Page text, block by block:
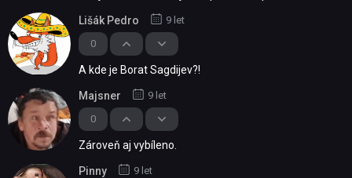
0
Lišák Pedro 9 let
A kde je Borat Sagdijev?!
0
Majsner 9 let
Zároveň aj vybíleno.
Pinny 9 let